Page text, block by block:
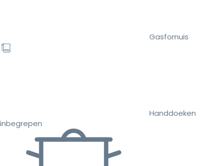
Gasfornuis
Handdoeken
inbegrepen